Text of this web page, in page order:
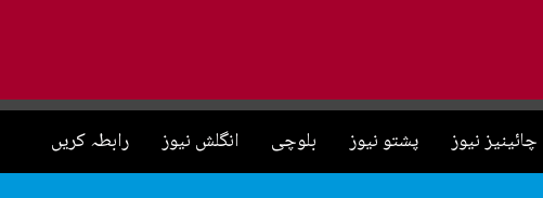
رابطہ کریں انگلش نیوز بلوچی پشتو نیوز چائینیز نیوز